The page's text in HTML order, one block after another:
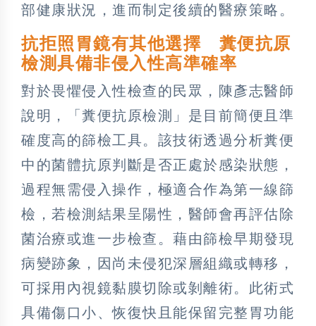
部健康狀況，進而制定後續的醫療策略。
抗拒照胃鏡有其他選擇 糞便抗原
檢測具備非侵入性高準確率
對於畏懼侵入性檢查的民眾，陳彥志醫師
說明，「糞便抗原檢測」是目前簡便且準
確度高的篩檢工具。該技術透過分析糞便
中的菌體抗原判斷是否正處於感染狀態，
過程無需侵入操作，極適合作為第一線篩
檢，若檢測結果呈陽性，醫師會再評估除
菌治療或進一步檢查。藉由篩檢早期發現
病變跡象，因尚未侵犯深層組織或轉移，
可採用內視鏡黏膜切除或剝離術。此術式
具備傷口小、恢復快且能保留完整胃功能